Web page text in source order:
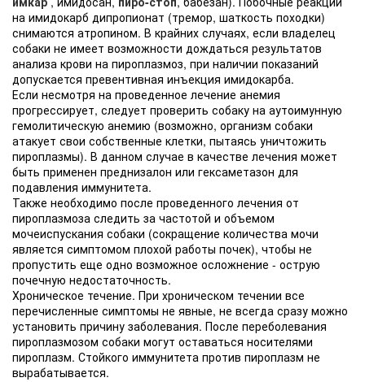
на имидокарб дипропионат (тремор, шаткость походки)
снимаются атропином. В крайних случаях, если владелец
собаки не имеет возможности дождаться результатов
анализа крови на пироплазмоз, при наличии показаний
допускается превентивная инъекция имидокарба.
Если несмотря на проведенное лечение анемия
прогрессирует, следует проверить собаку на аутоимунную
гемолитическую анемию (возможно, организм собаки
атакует свои собственные клетки, пытаясь уничтожить
пироплазмы). В данном случае в качестве лечения может
быть применен преднизалон или гексаметазон для
подавления иммунитета.
Также необходимо после проведенного лечения от
пироплазмоза следить за частотой и объемом
мочеиспускания собаки (сокращение количества мочи
является симптомом плохой работы почек), чтобы не
пропустить еще одно возможное осложнение - острую
почечную недостаточность.
Хроническое течение. При хроническом течении все
перечисленные симптомы не явные, не всегда сразу можно
установить причину заболевания. После переболевания
пироплазмозом собаки могут оставаться носителями
пироплазм. Стойкого иммунитета против пироплазм не
вырабатывается.